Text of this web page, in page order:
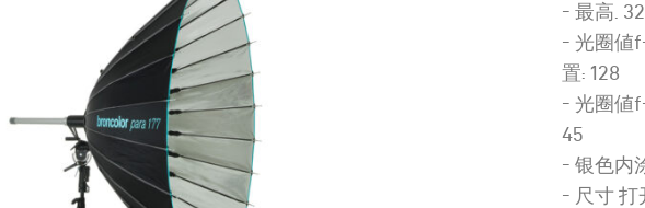
- 最高.
- 光圈値
置: 128
- 光圈値
45
- 银色内
- 尺寸 打